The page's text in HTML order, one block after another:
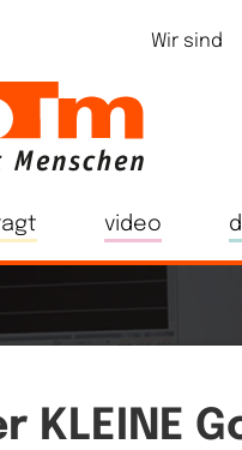
Wir sind
video
KLEINE